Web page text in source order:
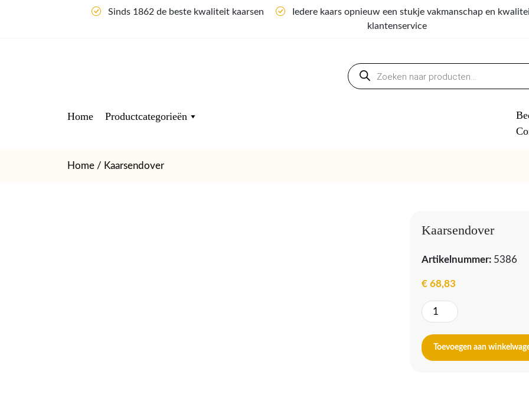
Sinds 1862 de beste kwaliteit kaarsen
Iedere kaars opnieuw een stukje vakmanschap en
klantenservice
Producten
zoeken
Home Productcategorieën
Home / Kaarsendover
Kaarsendover
Artikelnummer: 5386
€ 68,83
Kaarsendover
aantal
Toevoegen aan